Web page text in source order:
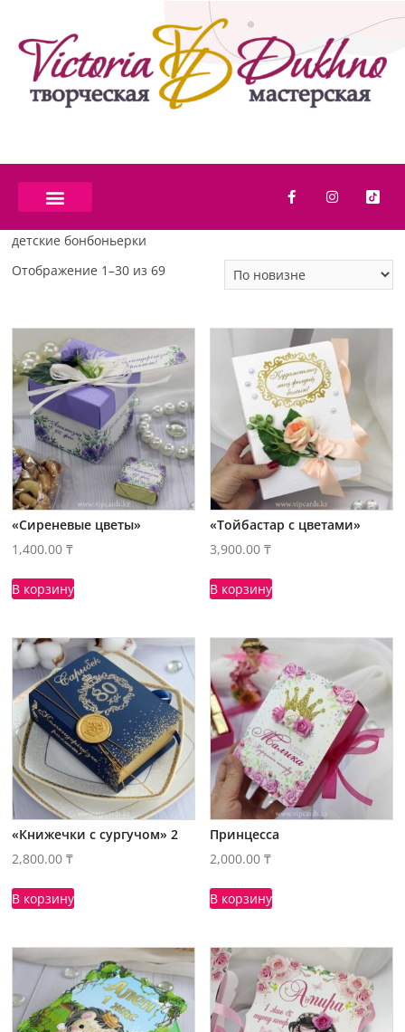
детские бонбоньерки
Отображение 1–30 из 69
«Сиреневые цветы»
1,400.00₸
В корзину
«Тойбастар с цветами»
3,900.00₸
В корзину
«Книжечки с сургучом» 2
2,800.00₸
В корзину
Принцесса
2,000.00₸
В корзину